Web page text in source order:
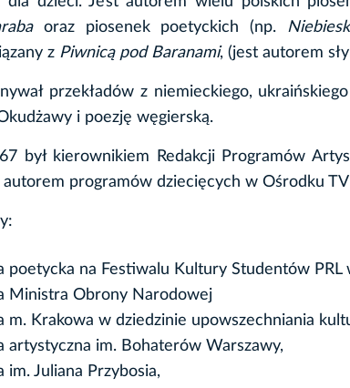
oraz piosenek poetyckich (np.
z Piwnicą pod Baranami, (jest autorem
przekładów z niemieckiego,
i poezję węgierską.
był kierownikiem Redakcji Programów
autorem programów dziecięcych w Ośrodku
poetycka na Festiwalu Kultury Studentów PRL
Ministra Obrony Narodowej
m. Krakowa w dziedzinie upowszechniania
artystyczna im. Bohaterów Warszawy,
im. Juliana Przybosia,